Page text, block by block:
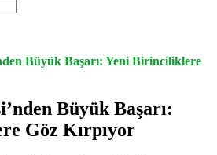
Büyük Başarı: Yeni Birinciliklere
Büyük Başarı:
Göz Kırpıyor